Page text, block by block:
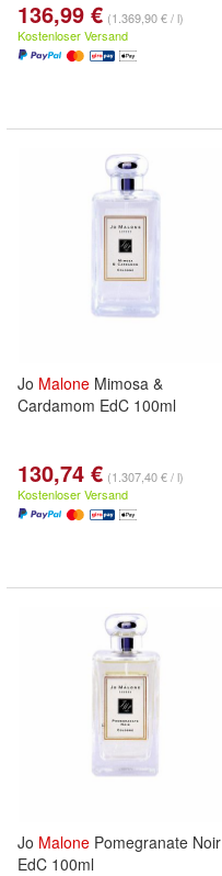
136,99 € (1.369,90 € / l)
Kostenloser Versand
Jo Malone Mimosa &
Cardamom EdC 100ml
130,74 € (1.307,40 € / l)
Kostenloser Versand
Jo Malone Pomegranate Noir
EdC 100ml